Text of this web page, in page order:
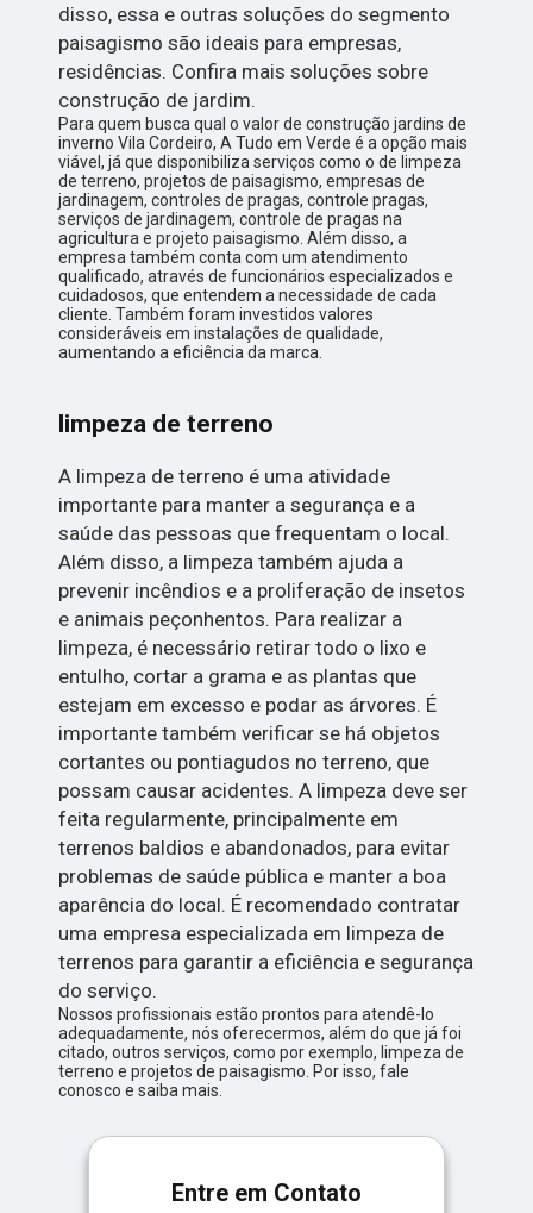
disso, essa e outras soluções do segmento
paisagismo são ideais para empresas,
residências. Confira mais soluções sobre
construção de jardim.
Para quem busca qual o valor de construção jardins de
inverno Vila Cordeiro, A Tudo em Verde é a opção mais
viável, já que disponibiliza serviços como o de limpeza
de terreno, projetos de paisagismo, empresas de
jardinagem, controles de pragas, controle pragas,
serviços de jardinagem, controle de pragas na
agricultura e projeto paisagismo. Além disso, a
empresa também conta com um atendimento
qualificado, através de funcionários especializados e
cuidadosos, que entendem a necessidade de cada
cliente. Também foram investidos valores
consideráveis em instalações de qualidade,
aumentando a eficiência da marca.
limpeza de terreno
A limpeza de terreno é uma atividade
importante para manter a segurança e a
saúde das pessoas que frequentam o local.
Além disso, a limpeza também ajuda a
prevenir incêndios e a proliferação de insetos
e animais peçonhentos. Para realizar a
limpeza, é necessário retirar todo o lixo e
entulho, cortar a grama e as plantas que
estejam em excesso e podar as árvores. É
importante também verificar se há objetos
cortantes ou pontiagudos no terreno, que
possam causar acidentes. A limpeza deve ser
feita regularmente, principalmente em
terrenos baldios e abandonados, para evitar
problemas de saúde pública e manter a boa
aparência do local. É recomendado contratar
uma empresa especializada em limpeza de
terrenos para garantir a eficiência e segurança
do serviço.
Nossos profissionais estão prontos para atendê-lo
adequadamente, nós oferecermos, além do que já foi
citado, outros serviços, como por exemplo, limpeza de
terreno e projetos de paisagismo. Por isso, fale
conosco e saiba mais.
Entre em Contato